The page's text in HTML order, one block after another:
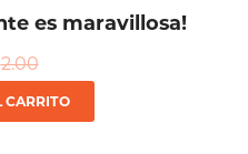
es maravillosa!
2.00
CARRITO